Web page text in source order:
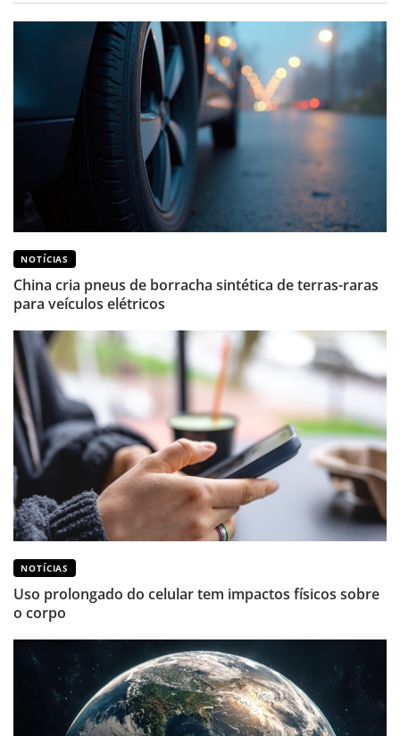
NOTÍCIAS
China cria pneus de borracha sintética de terras-raras
para veículos elétricos
NOTÍCIAS
Uso prolongado do celular tem impactos físicos sobre
o corpo